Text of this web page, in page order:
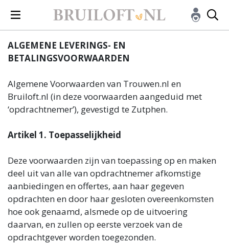
ALGEMENE LEVERINGS- EN
BETALINGSVOORWAARDEN
Algemene Voorwaarden van Trouwen.nl en
Bruiloft.nl (in deze voorwaarden aangeduid met
‘opdrachtnemer’), gevestigd te Zutphen.
Artikel 1. Toepasselijkheid
Deze voorwaarden zijn van toepassing op en maken
deel uit van alle van opdrachtnemer afkomstige
aanbiedingen en offertes, aan haar gegeven
opdrachten en door haar gesloten overeenkomsten
hoe ook genaamd, alsmede op de uitvoering
daarvan, en zullen op eerste verzoek van de
opdrachtgever worden toegezonden.